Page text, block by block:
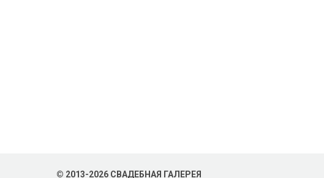
© 2013-2026 СВАДЕБНАЯ ГАЛЕРЕЯ